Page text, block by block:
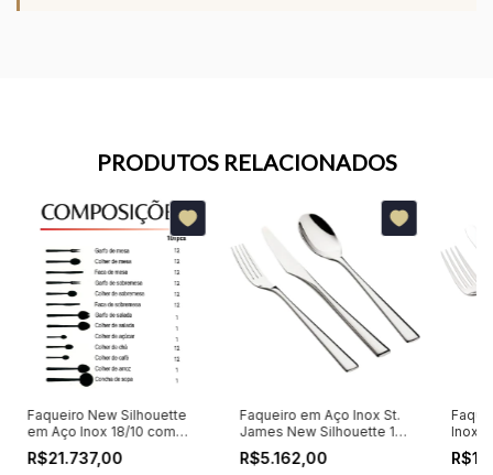
PRODUTOS RELACIONADOS
Faqueiro New Silhouette
em Aço Inox 18/10 com
Acabamento Flash Ouro
St. James 101 Peças
R$21.737,00
Faqueiro em Aço Inox St.
James New Silhouette 101
Peças
R$5.162,00
Inox
St.